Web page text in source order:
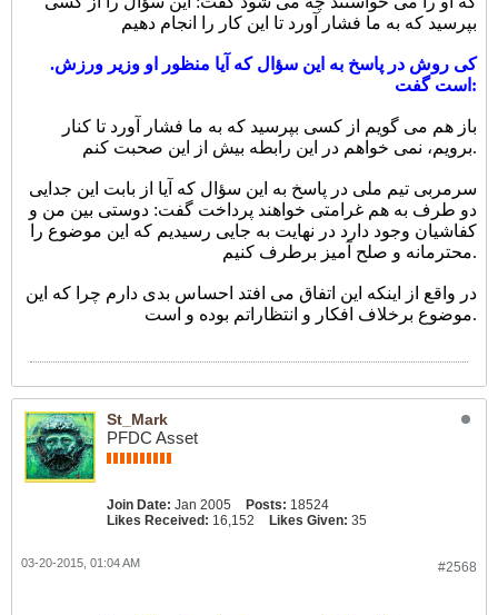
بپرسید که به ما فشار آورد تا این کار را انجام دهیم
.کی روش در پاسخ به این سؤال که آیا منظور او وزیر ورزش
است گفت:
باز هم می گویم از کسی بپرسید که به ما فشار آورد تا کنار
برویم، نمی خواهم در این رابطه بیش از این صحبت کنم.
سرمربی تیم ملی در پاسخ به این سؤال که آیا از بابت این جدایی
دو طرف به هم غرامتی خواهند پرداخت گفت: دوستی بین من و
کفاشیان وجود دارد در نهایت به جایی رسیدیم که این موضوع را
محترمانه و صلح آمیز برطرف کنیم.
در واقع از اینکه این اتفاق می افتد احساس بدی دارم چرا که این
موضوع برخلاف افکار و انتظاراتم بوده و است.
St_Mark
PFDC Asset
Join Date: Jan 2005 Posts: 18524
Likes Received: 16,152 Likes Given: 35
#2568
03-20-2015, 01:04 AM